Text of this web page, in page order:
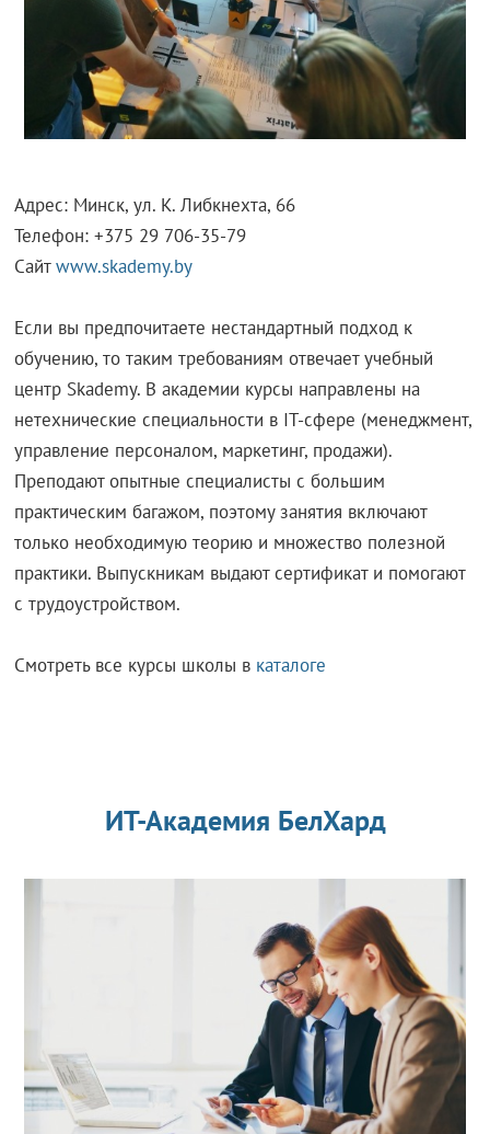
Адрес: Минск, ул. К. Либкнехта, 66
Телефон: +375 29 706-35-79
Сайтwww.skademy.by
Если вы предпочитаете нестандартный подход к
обучению, то таким требованиям отвечает учебный
центр Skademy. В академии курсы направлены на
нетехнические специальности в IT-сфере (менеджмент,
управление персоналом, маркетинг, продажи).
Преподают опытные специалисты с большим
практическим багажом, поэтому занятия включают
только необходимую теорию и множество полезной
практики. Выпускникам выдают сертификат и помогают
с трудоустройством.
Смотреть все курсы школы в каталоге
ИТ-Академия БелХард